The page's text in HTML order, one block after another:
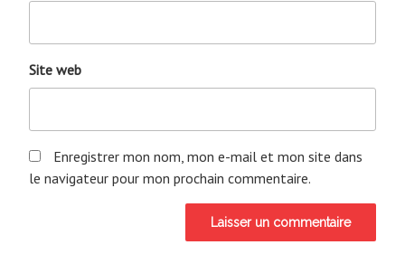
Site web
Enregistrer mon nom, mon e-mail et mon site dans
le navigateur pour mon prochain commentaire.